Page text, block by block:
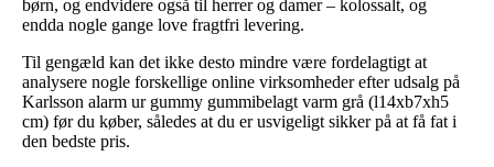
børn, og endvidere også til herrer og damer – kolossalt, og
endda nogle gange love fragtfri levering.
Til gengæld kan det ikke desto mindre være fordelagtigt at
analysere nogle forskellige online virksomheder efter udsalg på
Karlsson alarm ur gummy gummibelagt varm grå (l14xb7xh5
cm) før du køber, således at du er usvigeligt sikker på at få fat i
den bedste pris.